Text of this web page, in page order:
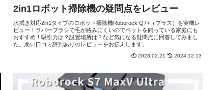
2in1ロボット掃除機の疑問点をレビュー
水拭き対応2in1タイプのロボット掃除機Roborock Q7+（プラス）を実機レ
ビュー！ラバーブラシで毛が絡みにくいのでペットを飼っている家庭にも
おすすめ！吸引力は？設置場所は？など気になる疑問点に回答してみまし
た。悪い口コミ評判ありのレビューをお伝えします。
2023.02.21 2024.12.13